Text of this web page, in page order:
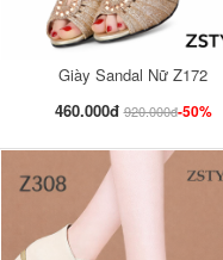
Giày Sandal Nữ Z172
460.000đ 920.000đ-50%